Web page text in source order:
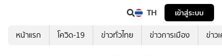
TH
เข้าสู่ระบบ
หน้าแรก
โควิด-19 ข่าวทั่วไทย ข่าวการเมือง ข่าว